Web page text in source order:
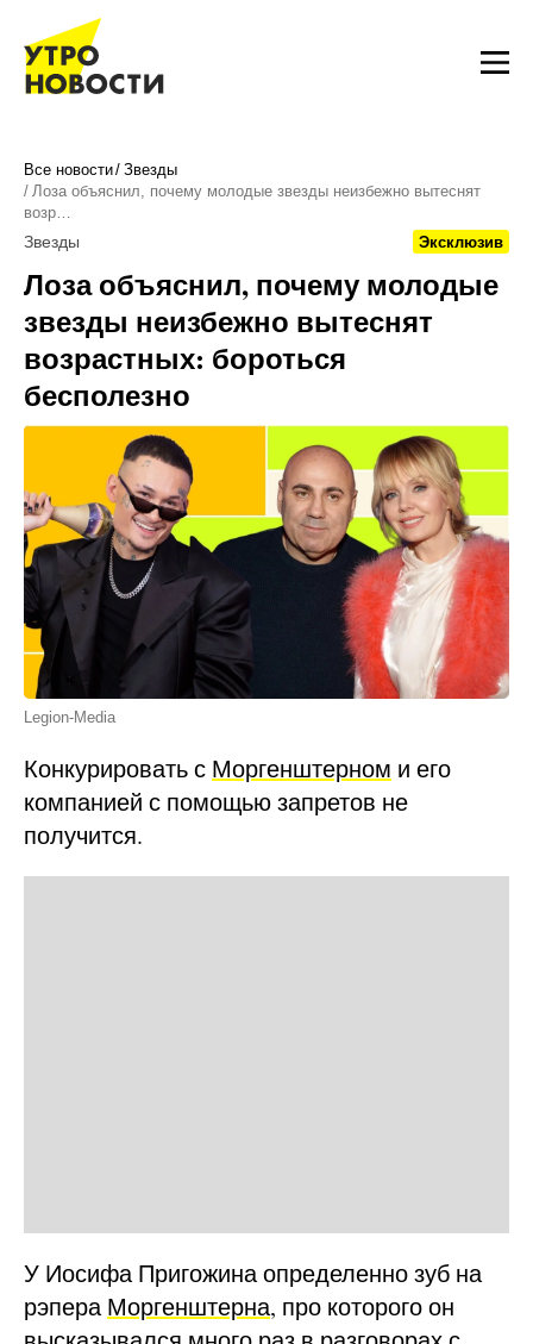
Все новости Звезды
Лоза объяснил, почему молодые звезды неизбежно вытеснят
возр…
Звезды Эксклюзив
Лоза объяснил, почему молодые
звезды неизбежно вытеснят
возрастных: бороться
бесполезно
Legion-Media
Конкурировать с Моргенштерном и его
компанией с помощью запретов не
получится.
У Иосифа Пригожина определенно зуб на
рэпераМоргенштерна, про которого он